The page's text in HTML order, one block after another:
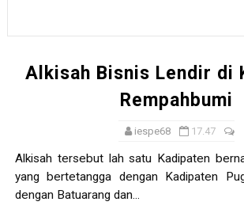
Alkisah Bisnis Lendir di
Rempahbumi
iespe68 17.47
Alkisah tersebut lah satu Kadipaten
yang bertetangga dengan Kadipaten
dengan Batuarang dan...